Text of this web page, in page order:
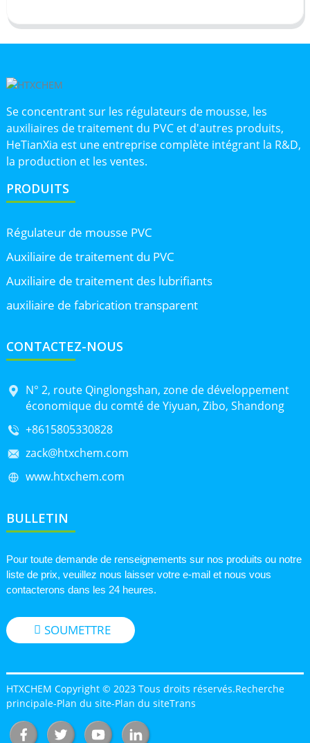
Se concentrant sur les régulateurs de mousse, les
auxiliaires de traitement du PVC et d'autres produits,
HeTianXia est une entreprise complète intégrant la R&D,
la production et les ventes.
PRODUITS
Régulateur de mousse PVC
Auxiliaire de traitement du PVC
Auxiliaire de traitement des lubrifiants
auxiliaire de fabrication transparent
CONTACTEZ-NOUS
N° 2, route Qinglongshan, zone de développement
économique du comté de Yiyuan, Zibo, Shandong
+8615805330828
zack@htxchem.com
www.htxchem.com
BULLETIN
Pour toute demande de renseignements sur nos produits ou notre
liste de prix, veuillez nous laisser votre e-mail et nous vous
contacterons dans les 24 heures.
SOUMETTRE
HTXCHEM Copyright © 2023 Tous droits réservés.Recherche
principale-Plan du site-Plan du siteTrans